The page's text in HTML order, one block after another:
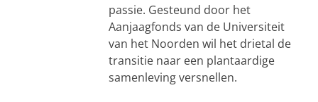
passie. Gesteund door het
Aanjaagfonds van de Universiteit
van het Noorden wil het drietal de
transitie naar een plantaardige
samenleving versnellen.